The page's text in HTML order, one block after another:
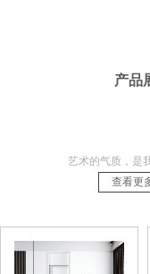
产品
艺术的气质，是
查看更